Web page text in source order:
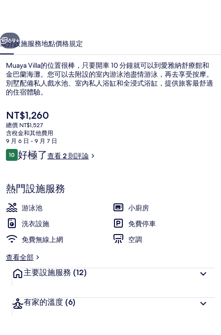
個 下一個
69+
簡介設施服務地點價格規定
Muaya Villa的位置很棒，只要開車 10 分鐘就可以到愛雅納舒療館和
金巴蘭海灘。您可以去附設的室內游泳池盡情游泳，再去享受按摩。
別墅配備私人戲水池、室內私人浴缸和全浸式浴缸，提供旅客最舒適
的住宿體驗。
目
前
的
價
格
是
NT$1,260
總價 NT$1,527
含稅金和其他費用
9 月 6 日 - 9 月 7 日
評
論
1010 分，滿分 10 分，
好極了查看 2 則評論
熱門設施服務
游泳池
小廚房
洗衣設施
免費停車
免費無線上網
空調
查看全部
主要設施服務 (12)
有家的溫度 (6)